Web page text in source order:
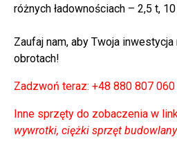
różnych ładownościach – 2,5 t,
Zaufaj nam, aby Twoja inwestycja
obrotach!
Zadzwoń teraz: +48 880 807 060
Inne sprzęty do zobaczenia w
wywrotki, ciężki sprzęt budowlany